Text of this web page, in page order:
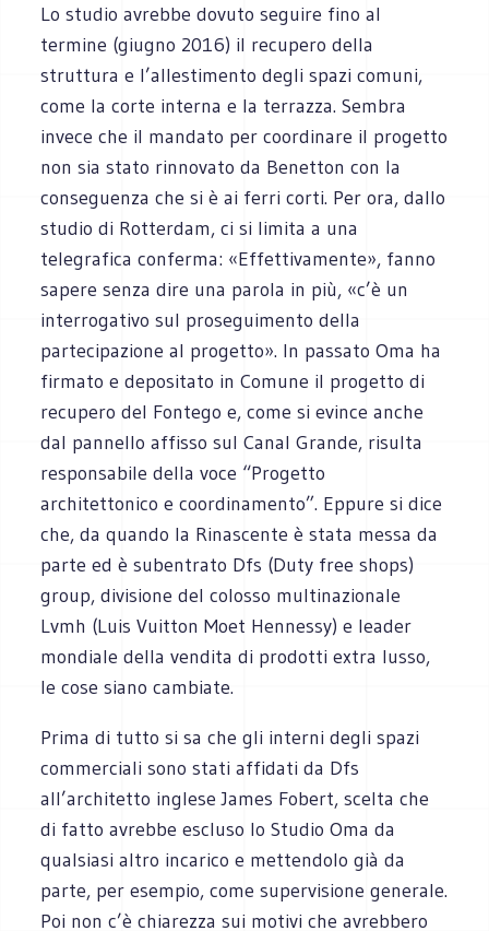
Lo studio avrebbe dovuto seguire fino al
termine (giugno 2016) il recupero della
struttura e l’allestimento degli spazi comuni,
come la corte interna e la terrazza. Sembra
invece che il mandato per coordinare il progetto
non sia stato rinnovato da Benetton con la
conseguenza che si è ai ferri corti. Per ora, dallo
studio di Rotterdam, ci si limita a una
telegrafica conferma: «Effettivamente», fanno
sapere senza dire una parola in più, «c’è un
interrogativo sul proseguimento della
partecipazione al progetto». In passato Oma ha
firmato e depositato in Comune il progetto di
recupero del Fontego e, come si evince anche
dal pannello affisso sul Canal Grande, risulta
responsabile della voce “Progetto
architettonico e coordinamento”. Eppure si dice
che, da quando la Rinascente è stata messa da
parte ed è subentrato Dfs (Duty free shops)
group, divisione del colosso multinazionale
Lvmh (Luis Vuitton Moet Hennessy) e leader
mondiale della vendita di prodotti extra lusso,
le cose siano cambiate.
Prima di tutto si sa che gli interni degli spazi
commerciali sono stati affidati da Dfs
all’architetto inglese James Fobert, scelta che
di fatto avrebbe escluso lo Studio Oma da
qualsiasi altro incarico e mettendolo già da
parte, per esempio, come supervisione generale.
Poi non c’è chiarezza sui motivi che avrebbero